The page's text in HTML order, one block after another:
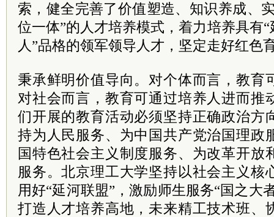
索，健全完善了价值塑造、知识养成、
位一体”的人才培养模式，着力培养具有
人”品格的领军领导人才，坚定走好红色
秉承鲜明价值导向。对个体而言，教育
对社会而言，教育可通过培养人进而推
们开展的教育活动必须坚持正确政治方
持为人民服务、为中国共产党治国理政
国特色社会主义制度服务、为改革开放
服务。北京理工大学坚持以社会主义核
用好“延河联盟”，激励师生服务“国之大
打造人才培养高地，未来精工技术班、